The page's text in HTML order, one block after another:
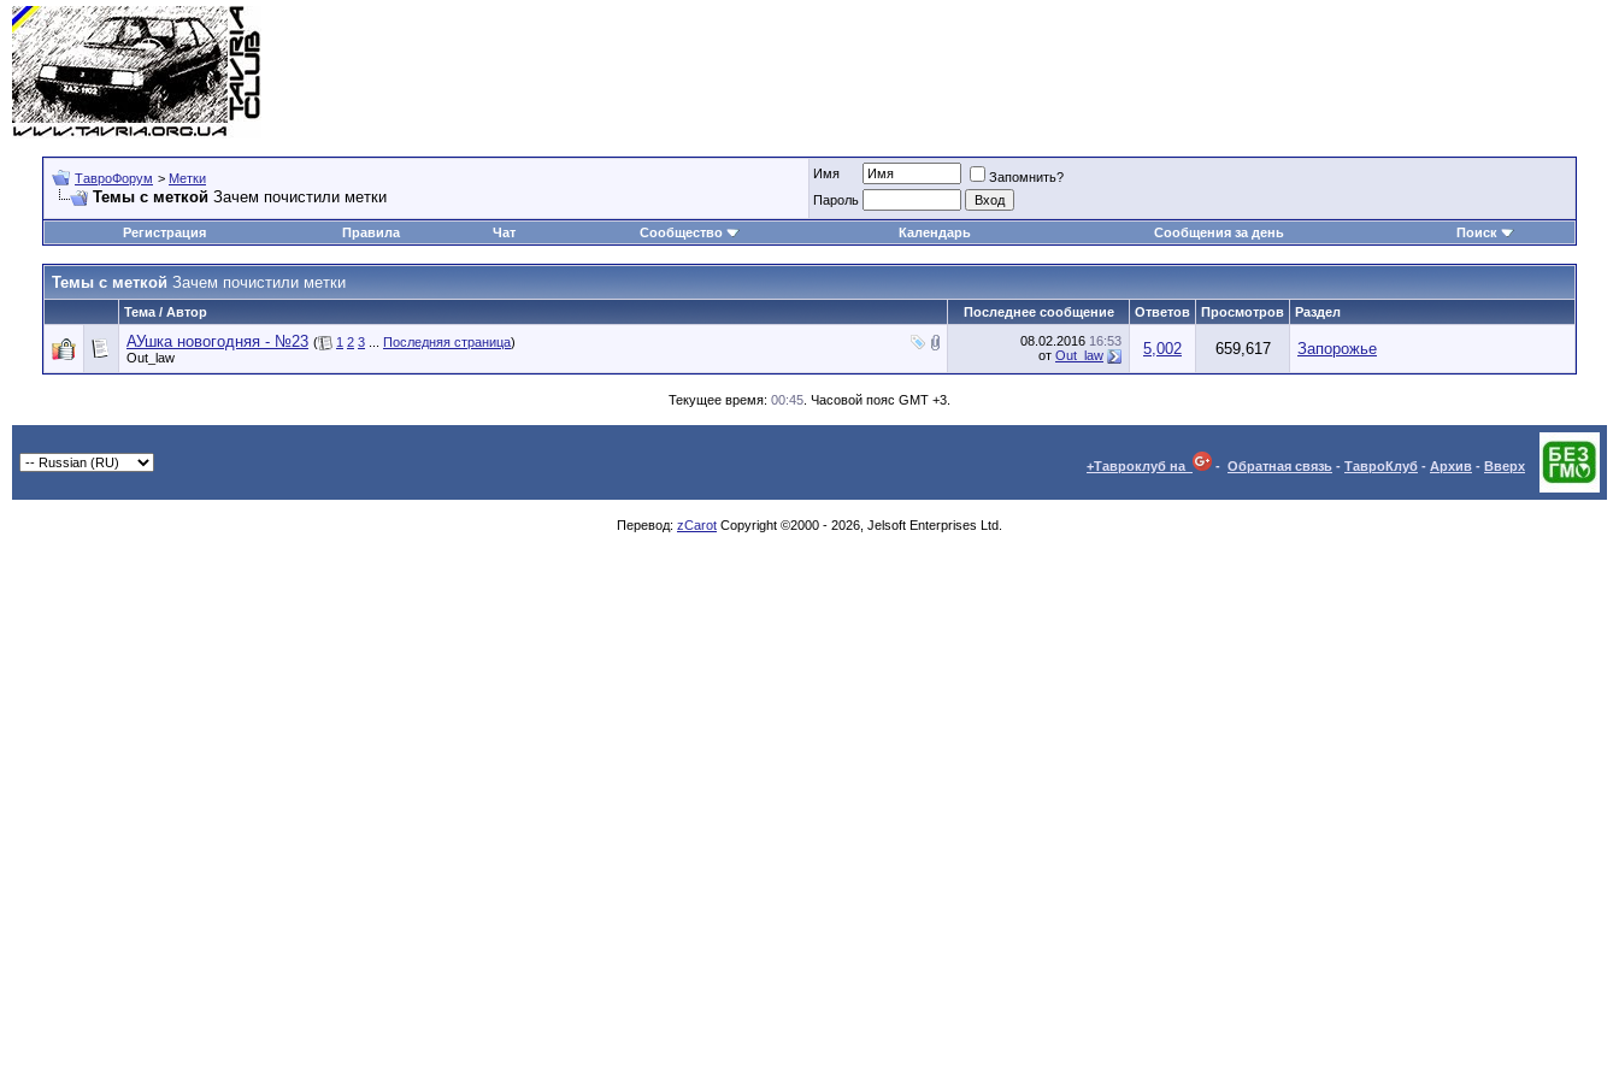
ТавроФорум > Метки
Темы с меткой Зачем почистили метки
Имя
Запомнить?
Пароль
Регистрация Правила Чат Сообщество Календарь Сообщения за день Поиск
Темы с меткой Зачем почистили метки
Тема / Автор Последнее сообщение Ответов Просмотров Раздел
АУшка новогодняя - №23 ( 1 2 3 Последняя страница)
Out_law
08.02.2016 16:53
от Out_law 5,002 659,617 Запорожье
Текущее время: 00:45 . Часовой пояс GMT +3.
+Тавроклуб на - Обратная связь - ТавроКлуб - Архив - Вверх
Перевод: zCarot Copyright ©2000 - 2026, Jelsoft Enterprises Ltd.